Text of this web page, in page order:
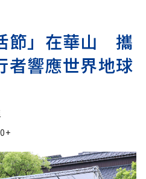
節」在華山 攜
者響應世界地球